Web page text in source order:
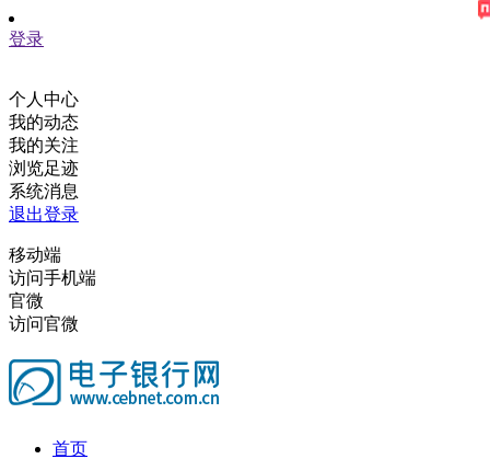
登录
个人中心
我的动态
我的关注
浏览足迹
系统消息
退出登录
移动端
访问手机端
官微
访问官微
首页